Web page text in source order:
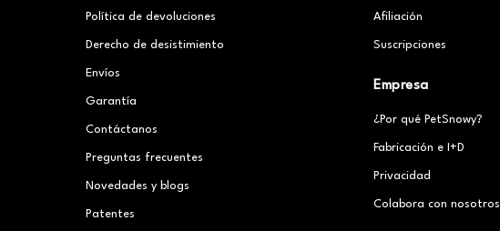
Política de devoluciones
Derecho de desistimiento
Envíos
Garantía
Contáctanos
Preguntas frecuentes
Novedades y blogs
Patentes
Afiliación
Suscripciones
Empresa
¿Por qué PetSnowy?
Fabricación e I+D
Privacidad
Colabora con nosotros